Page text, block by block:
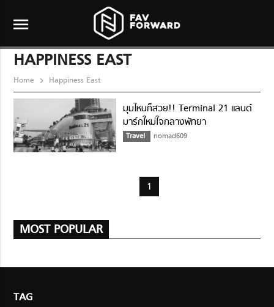
menu
HAPPINESS EAST
Home Happiness East
มุมไหนก็สวย!! Terminal 21 แลนด์
มาร์กใหม่ใจกลางพัทยา
Travel nomad609
1
MOST POPULAR
TAG